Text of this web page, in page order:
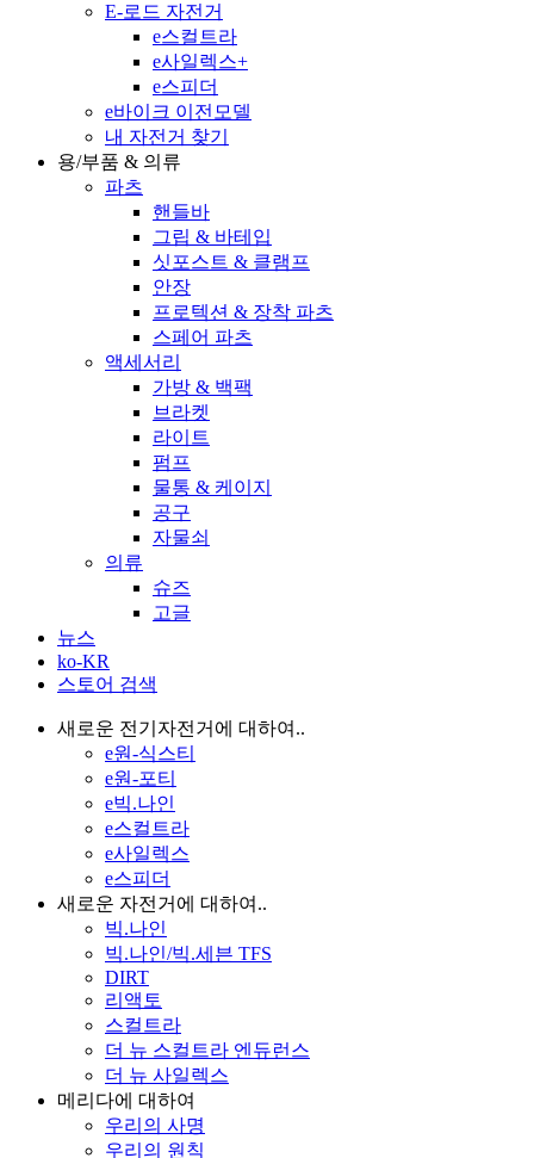
E-로드 자전거
e스컬트라
e사일렉스+
e스피더
e바이크 이전모델
내 자전거 찾기
용/부품 & 의류
파츠
핸들바
그립 & 바테입
싯포스트 & 클램프
안장
프로텍션 & 장착 파츠
스페어 파츠
액세서리
가방 & 백팩
브라켓
라이트
펌프
물통 & 케이지
공구
자물쇠
의류
슈즈
고글
뉴스
ko-KR
스토어 검색
새로운 전기자전거에 대하여..
e원-식스티
e원-포티
e빅.나인
e스컬트라
e사일렉스
e스피더
새로운 자전거에 대하여..
빅.나인
빅.나인/빅.세븐 TFS
DIRT
리액토
스컬트라
더 뉴 스컬트라 엔듀런스
더 뉴 사일렉스
메리다에 대하여
우리의 사명
우리의 원칙